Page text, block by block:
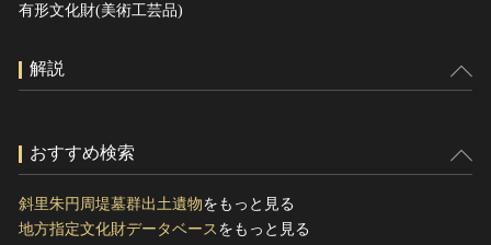
有形文化財(美術工芸品)
解説
おすすめ検索
斜里朱円周堤墓群出土遺物をもっと見る
地方指定文化財データベース をもっと見る